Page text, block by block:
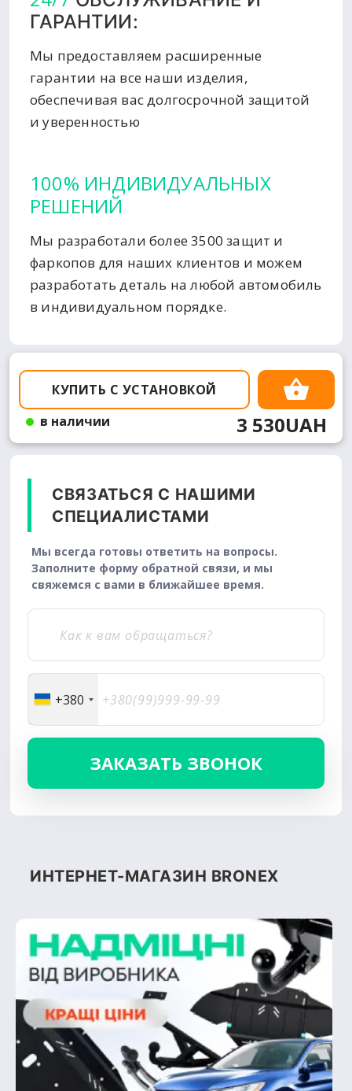
ГАРАНТИИ:
Мы предоставляем расширенные
гарантии на все наши изделия,
обеспечивая вас долгосрочной защитой
и уверенностью
100% ИНДИВИДУАЛЬНЫХ
РЕШЕНИЙ
Мы разработали более 3500 защит и
фаркопов для наших клиентов и можем
разработать деталь на любой автомобиль
в индивидуальном порядке.
КУПИТЬ С УСТАНОВКОЙ
в наличии
3 530UAH
СВЯЗАТЬСЯ С НАШИМИ
СПЕЦИАЛИСТАМИ
Мы всегда готовы ответить на вопросы.
Заполните форму обратной связи, и мы
свяжемся с вами в ближайшее время.
+380
ИНТЕРНЕТ-МАГАЗИН BRONEX